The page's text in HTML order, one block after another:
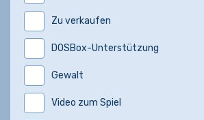
Zu verkaufen
DOSBox-Unterstützung
Gewalt
Video zum Spiel